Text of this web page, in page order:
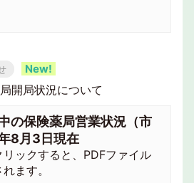
開局状況について
の保険薬局営業状況（市
8月3日現在
ックすると、PDFファイル
ます。